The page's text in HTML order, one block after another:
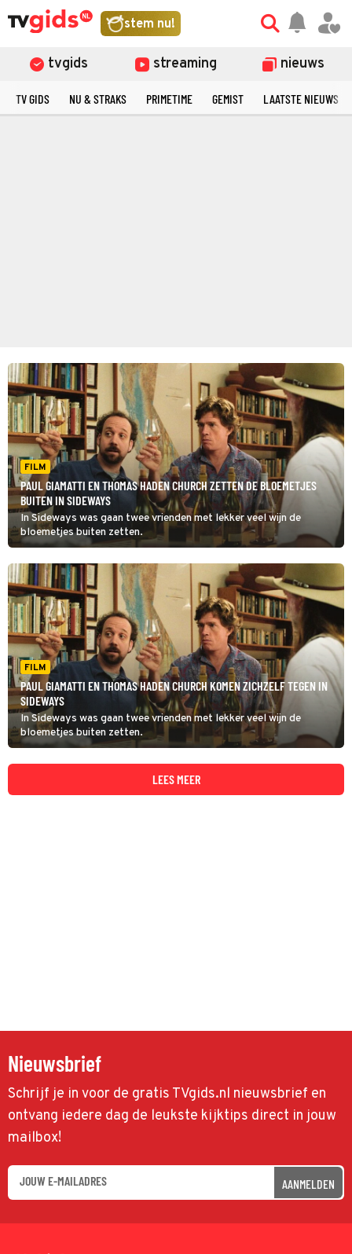
stem nu!
tvgids streaming nieuws
TV GIDS NU & STRAKS PRIMETIME GEMIST LAATSTE NIEUWS
FILM
PAUL GIAMATTI EN THOMAS HADEN CHURCH ZETTEN DE BLOEMETJES
BUITEN IN SIDEWAYS
In Sideways was gaan twee vrienden met lekker veel wijn de
bloemetjes buiten zetten.
FILM
PAUL GIAMATTI EN THOMAS HADEN CHURCH KOMEN ZICHZELF TEGEN IN
SIDEWAYS
In Sideways was gaan twee vrienden met lekker veel wijn de
bloemetjes buiten zetten.
LEES MEER
Nieuwsbrief
Schrijf je in voor de gratis TVgids.nl nieuwsbrief en
ontvang iedere dag de leukste kijktips direct in jouw
mailbox!
AANMELDEN